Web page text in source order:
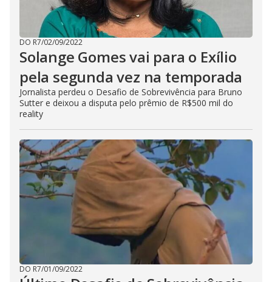
DO R7/02/09/2022
Solange Gomes vai para o Exílio
pela segunda vez na temporada
Jornalista perdeu o Desafio de Sobrevivência para Bruno
Sutter e deixou a disputa pelo prêmio de R$500 mil do
reality
DO R7/01/09/2022